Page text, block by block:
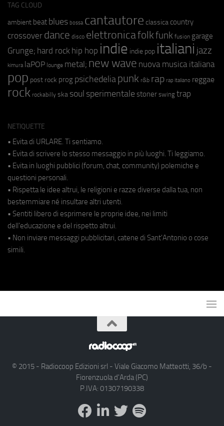
TAG CLOUD
ambient beat blues bossa cantautore classica country
crossover dance disco elettronicafolkfunk fusion garage
Grunge; hard rock hip hop indie indie pop italiani jazz
kimura laPOP lounge metal; new wave nuova musica italiana
pop post rock prog psichedeliapunk r&b rap rap italiano reggae
rock rockabilly ska soul sperimentale stoner swing trap
NETIQUETTE
• Evita di URLARE. Ti sentiamo.
• Evita di scrivere lo stesso messaggio in più luoghi. Ti leggiamo.
• Evita in luoghi pubblici (forum, chat, community) polemiche e
questioni personali.
• Rispetta le idee altrui, le religioni e razze diverse dalla tua, non
bestemmiare né insultare altri utenti.
• Sentiti libero di esprimere le proprie idee, nei limiti
dell'educazione e del rispetto altrui.
• Non inviare messaggi pubblicitari, catene di Sant'Antonio o cose
simili.
© 2015 - Radiocoop Edizioni srl - Viale Giacomo Matteotti, 36/b -
Fiorenzuola d'Arda (PC)
P.IVA: 01307190338